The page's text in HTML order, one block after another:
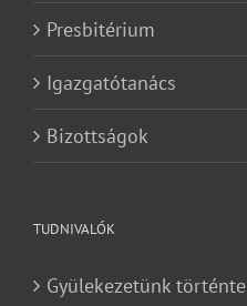
Presbitérium
Igazgatótanács
Bizottságok
TUDNIVALÓK
Gyülekezetünk történte